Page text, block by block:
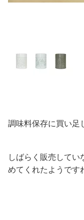
調味料保存に買い足
しばらく販売してい
めてくれたようです